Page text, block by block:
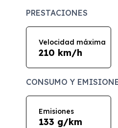
PRESTACIONES
Velocidad máxima
210 km/h
CONSUMO Y
Emisiones
133 g/km